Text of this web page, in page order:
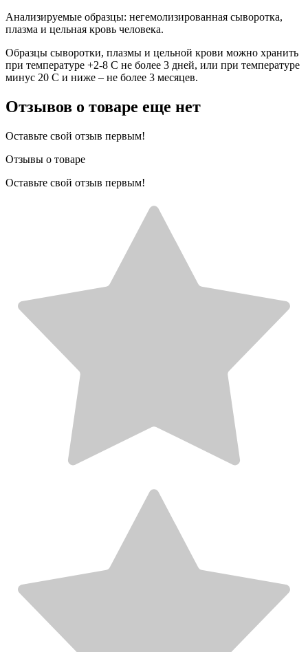
Анализируемые образцы: негемолизированная сыворотка,
плазма и цельная кровь человека.
Образцы сыворотки, плазмы и цельной крови можно хранить
при температуре +2-8 С не более 3 дней, или при температуре
минус 20 С и ниже – не более 3 месяцев.
Отзывов о товаре еще нет
Оставьте свой отзыв первым!
Отзывы о товаре
Оставьте свой отзыв первым!